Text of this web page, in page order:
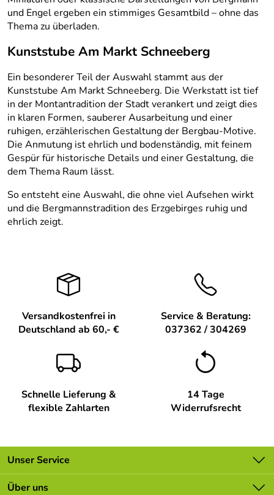
und Engel ergeben ein stimmiges Gesamtbild – ohne das
Thema zu überladen.
Kunststube Am Markt Schneeberg
Ein besonderer Teil der Auswahl stammt aus der
Kunststube Am Markt Schneeberg. Die Werkstatt ist tief
in der Montantradition der Stadt verankert und zeigt dies
in klaren Formen, sauberer Ausarbeitung und einer
ruhigen, erzählerischen Gestaltung der Bergbau-Motive.
Die Anmutung ist ehrlich und bodenständig, mit feinem
Gespür für historische Details und einer Gestaltung, die
dem Thema Raum lässt.
So entsteht eine Auswahl, die ohne viel Aufsehen wirkt
und die Bergmannstradition des Erzgebirges ruhig und
ehrlich zeigt.
Versandkostenfrei in
Deutschland ab 60,- €
Service & Beratung:
037362 / 304269
Schnelle Lieferung &
flexible Zahlarten
14 Tage
Widerrufsrecht
Unser Service
Kontakt
Über uns